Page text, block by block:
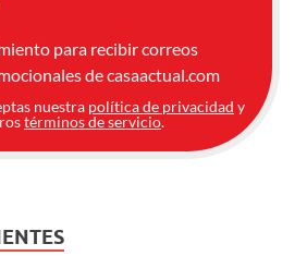
para recibir correos
de casaactual.com
nuestra política de privacidad y
términos de servicio.